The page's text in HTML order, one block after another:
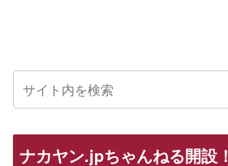
ナカヤン.jpちゃんねる開設！